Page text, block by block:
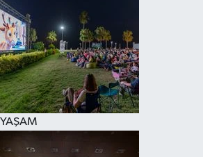
YAŞAM